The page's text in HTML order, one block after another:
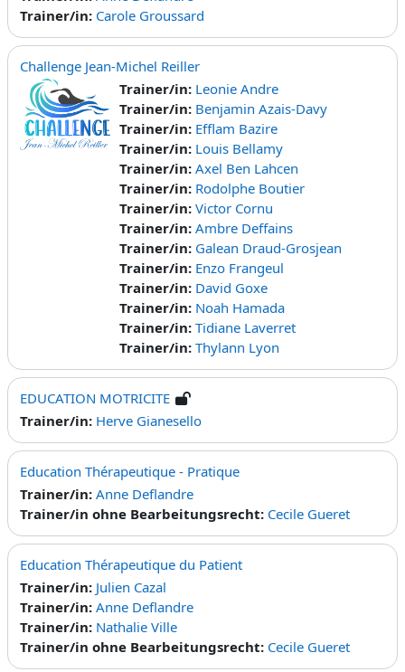
Trainer/in: Carole Groussard
Challenge Jean-Michel Reiller
Trainer/in: Leonie Andre
Trainer/in: Benjamin Azais-Davy
Trainer/in: Efflam Bazire
Trainer/in: Louis Bellamy
Trainer/in: Axel Ben Lahcen
Trainer/in: Rodolphe Boutier
Trainer/in: Victor Cornu
Trainer/in: Ambre Deffains
Trainer/in: Galean Draud-Grosjean
Trainer/in: Enzo Frangeul
Trainer/in: David Goxe
Trainer/in: Noah Hamada
Trainer/in: Tidiane Laverret
Trainer/in: Thylann Lyon
EDUCATION MOTRICITE
Trainer/in: Herve Gianesello
Education Thérapeutique - Pratique
Trainer/in: Anne Deflandre
Trainer/in ohne Bearbeitungsrecht: Cecile Gueret
Education Thérapeutique du Patient
Trainer/in: Julien Cazal
Trainer/in: Anne Deflandre
Trainer/in: Nathalie Ville
Trainer/in ohne Bearbeitungsrecht: Cecile Gueret